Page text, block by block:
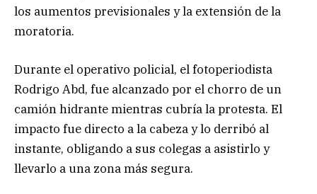
los aumentos previsionales y la extensión de la
moratoria.
Durante el operativo policial, el fotoperiodista
Rodrigo Abd, fue alcanzado por el chorro de un
camión hidrante mientras cubría la protesta. El
impacto fue directo a la cabeza y lo derribó al
instante, obligando a sus colegas a asistirlo y
llevarlo a una zona más segura.